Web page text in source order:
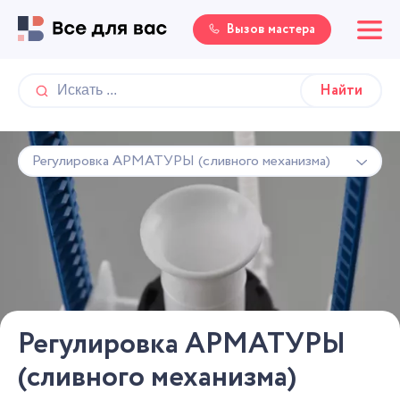
Вызов мастера
Регулировка АРМАТУРЫ (сливного механизма)
Регулировка АРМАТУРЫ
(сливного механизма)